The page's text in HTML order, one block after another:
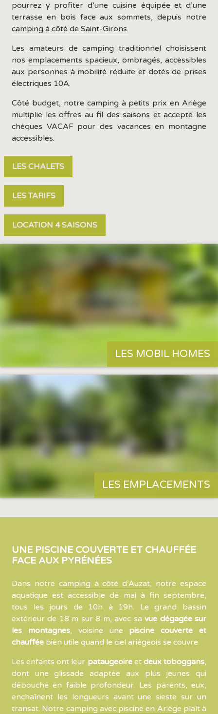
pourrez y profiter d’une cuisine équipée et d’une
terrasse en bois face aux sommets, depuis notre
camping à côté de Saint-Girons.
Les amateurs de camping traditionnel choisissent
nos emplacements spacieux, ombragés, accessibles
aux personnes à mobilité réduite et dotés de prises
électriques 10A.
Côté budget, notre camping à petits prix en Ariège
multiplie les offres au fil des saisons et accepte les
chèques VACAF pour des vacances en montagne
accessibles.
LES CHALETS
LES TARIFS
LOCATION 4 SAISONS
LES MOBIL HOMES
LES EMPLACEMENTS
UNE PISCINE COUVERTE ET CHAUFFÉE
FACE AUX PYRÉNÉES
Dans notre camping à côté d’Auzat, notre espace
aquatique est accessible de mai à fin septembre,
tous les jours de 10h à 19h. Le grand bassin
extérieur de 18 m sur 8 m, avec savue dégagée sur
les montagnes, voisine une piscine couverte et
chauffée bien utile quand le ciel ariégeois se couvre.
Les enfants ont leur pataugeoireet deux toboggans,
dont une glissade adaptée aux plus jeunes qui
débouche en faible profondeur. Les parents, eux,
enchaînent les longueurs avant une sieste sur un
transat. Notre camping avec piscine en Ariège plaît à